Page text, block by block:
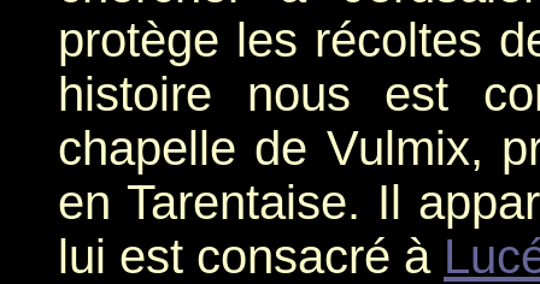
protège les récoltes
histoire nous est
chapelle de Vulmix,
en Tarentaise. Il
lui est consacré à